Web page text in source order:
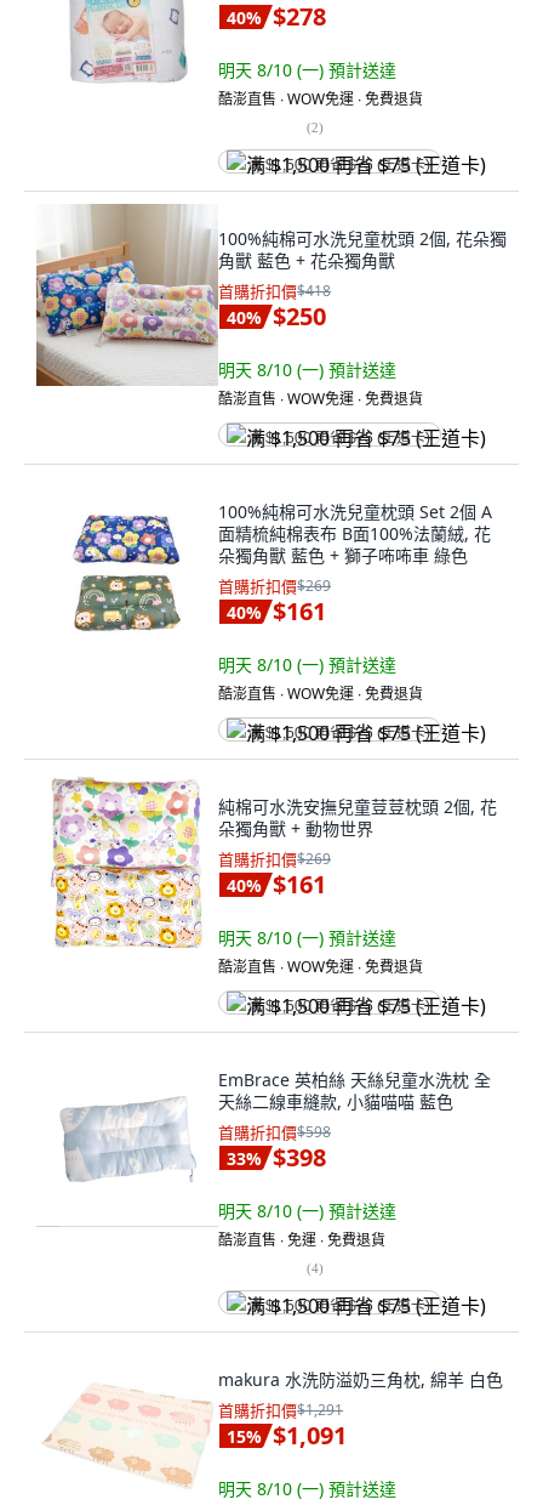
40% $278
明天 8/10 (一) 預計送達
酷澎直售 ∙ WOW免運 ∙ 免費退貨
(2)
满 $1,500 再省 $75 (王道卡)
100%純棉可水洗兒童枕頭 2個, 花朵獨
角獸 藍色 + 花朵獨角獸
首購折扣價$418
40% $250
明天 8/10 (一) 預計送達
酷澎直售 ∙ WOW免運 ∙ 免費退貨
满 $1,500 再省 $75 (王道卡)
100%純棉可水洗兒童枕頭 Set 2個 A
面精梳純棉表布 B面100%法蘭絨, 花
朵獨角獸 藍色 + 獅子咘咘車 綠色
首購折扣價$269
40% $161
明天 8/10 (一) 預計送達
酷澎直售 ∙ WOW免運 ∙ 免費退貨
满 $1,500 再省 $75 (王道卡)
純棉可水洗安撫兒童荳荳枕頭 2個, 花
朵獨角獸 + 動物世界
首購折扣價$269
40% $161
明天 8/10 (一) 預計送達
酷澎直售 ∙ WOW免運 ∙ 免費退貨
满 $1,500 再省 $75 (王道卡)
EmBrace 英柏絲 天絲兒童水洗枕 全
天絲二線車縫款, 小貓喵喵 藍色
首購折扣價$598
33% $398
明天 8/10 (一) 預計送達
酷澎直售 ∙ 免運 ∙ 免費退貨
(4)
满 $1,500 再省 $75 (王道卡)
makura 水洗防溢奶三角枕, 綿羊 白色
首購折扣價$1,291
15% $1,091
明天 8/10 (一) 預計送達